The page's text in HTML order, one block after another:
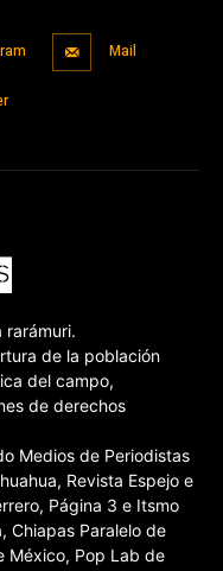
Mail
rarámuri.
de la población
del campo,
de derechos
Medios de Periodistas
Revista Espejo e
Página 3 e Itsmo
Chiapas Paralelo de
México, Pop Lab de